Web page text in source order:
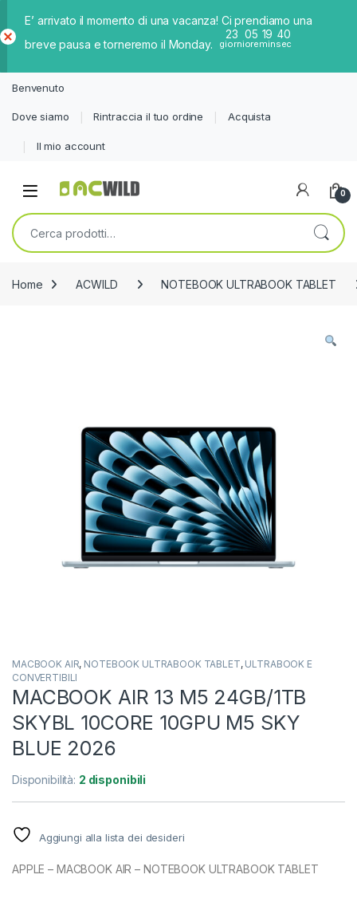
E’ arrivato il momento di una vacanza! Ci prendiamo una
breve pausa e torneremo il Monday.
23
giorni
05
ore
19
min
39
sec
iud
Benvenuto
Dove siamo Rintraccia il tuo ordine Acquista
Il mio account
0
Cerca:
Home ACWILD NOTEBOOK ULTRABOOK TABLET
MACBOOK AIR, NOTEBOOK ULTRABOOK TABLET, ULTRABOOK E
CONVERTIBILI
MACBOOK AIR 13 M5 24GB/1TB
SKYBL 10CORE 10GPU M5 SKY
BLUE 2026
Disponibilità: 2 disponibili
Aggiungi alla lista dei desideri
APPLE – MACBOOK AIR – NOTEBOOK ULTRABOOK TABLET